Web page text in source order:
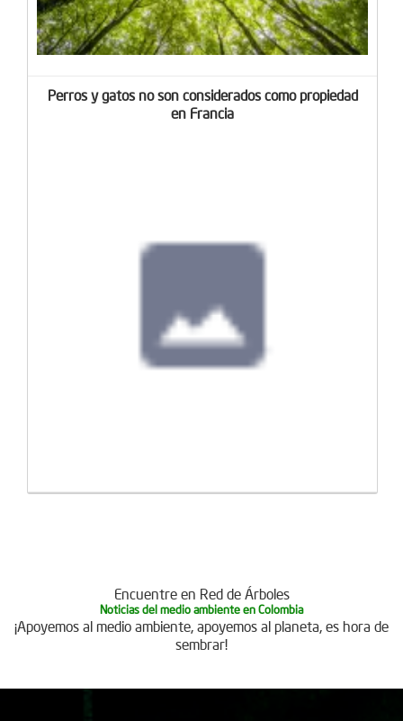
Perros y gatos no son considerados como propiedad
en Francia
Encuentre en Red de Árboles
Noticias del medio ambiente en Colombia
¡Apoyemos al medio ambiente, apoyemos al planeta, es hora de
sembrar!